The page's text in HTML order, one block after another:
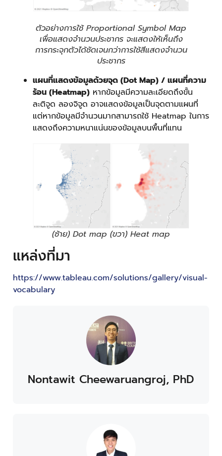
ตัวอย่างการใช้ Proportional Symbol Map
เพื่อแสดงจำนวนประชากร จะแสดงให้เห็นถึง
การกระจุกตัวได้ชัดเจนกว่าการใช้สีแสดงจำนวน
ประชากร
แผนที่แสดงข้อมูลด้วยจุด (Dot Map) / แผนที่ความ
ร้อน (Heatmap) หากข้อมูลมีความละเอียดถึงขั้น
ละติจูด ลองจิจูด อาจแสดงข้อมูลเป็นจุดตามแผนที่
แต่หากข้อมูลมีจำนวนมากสามารถใช้ Heatmap ในการ
แสดงถึงความหนาแน่นของข้อมูลบนพื้นที่แทน
(ซ้าย) Dot map (ขวา) Heat map
แหล่งที่มา
https://www.tableau.com/solutions/gallery/visual-
vocabulary
Nontawit Cheewaruangroj, PhD